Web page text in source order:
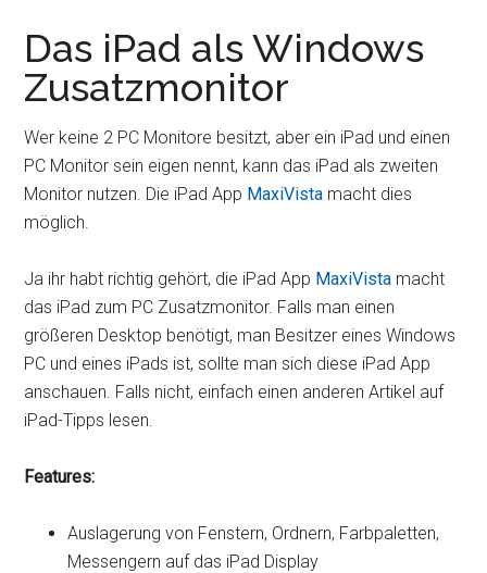
Das iPad als Windows
Zusatzmonitor
Wer keine 2 PC Monitore besitzt, aber ein iPad und einen
PC Monitor sein eigen nennt, kann das iPad als zweiten
Monitor nutzen. Die iPad App MaxiVista macht dies
möglich.
Ja ihr habt richtig gehört, die iPad App MaxiVista macht
das iPad zum PC Zusatzmonitor. Falls man einen
größeren Desktop benötigt, man Besitzer eines Windows
PC und eines iPads ist, sollte man sich diese iPad App
anschauen. Falls nicht, einfach einen anderen Artikel auf
iPad-Tipps lesen.
Features:
Auslagerung von Fenstern, Ordnern, Farbpaletten,
Messengern auf das iPad Display